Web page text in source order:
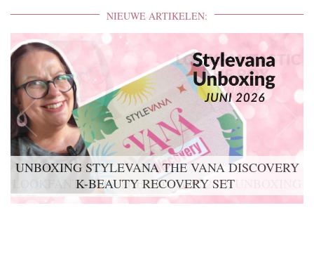
NIEUWE ARTIKELEN:
UNBOXING STYLEVANA THE VANA DISCOVERY
K-BEAUTY RECOVERY SET